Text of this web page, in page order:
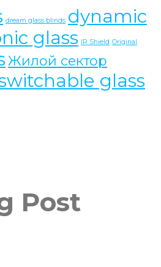
dream glass blinds dynamic
glass IR Shield Original
Жилой сектор
glass
Post